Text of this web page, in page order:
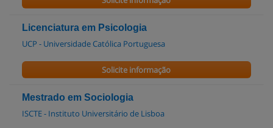
Licenciatura em Psicologia
UCP - Universidade Católica Portuguesa
Solicite informação
Mestrado em Sociologia
ISCTE - Instituto Universitário de Lisboa